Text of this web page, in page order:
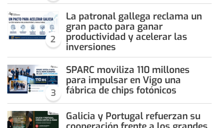
2
La patronal gallega reclama un
gran pacto para ganar
productividad y acelerar las
inversiones
3
SPARC moviliza 110 millones
para impulsar en Vigo una
fábrica de chips fotónicos
Galicia y Portugal refuerzan su